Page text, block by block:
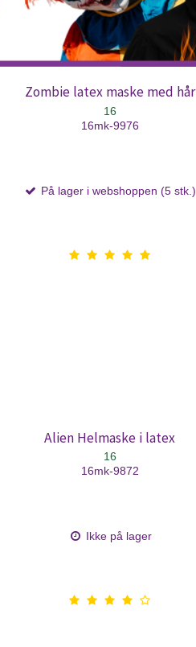
Zombie latex maske med hår
16
16mk-9976
På lager i webshoppen (5 stk.)
Alien Helmaske i latex
16
16mk-9872
Ikke på lager